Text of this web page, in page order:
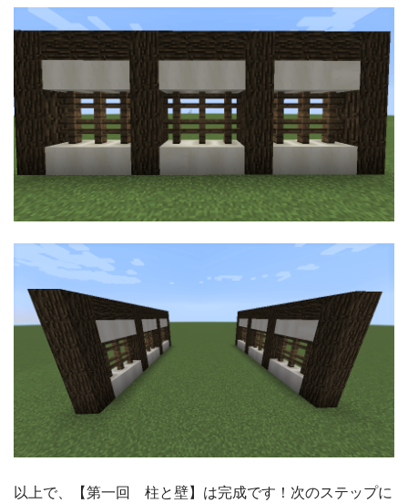
以上で、【第一回 柱と壁】は完成です！次のステップに